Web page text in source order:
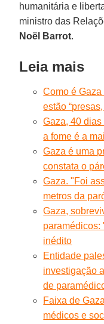
humanitária e
ministro das
Noël Barrot.
Leia mais
Como é
estão
Gaza, 40 dias
a fome é a
Gaza é uma
constata o
Gaza. "Foi
metros da
Gaza,
paramédicos:
inédito
Entidade
investigação
de
Faixa de
médicos e